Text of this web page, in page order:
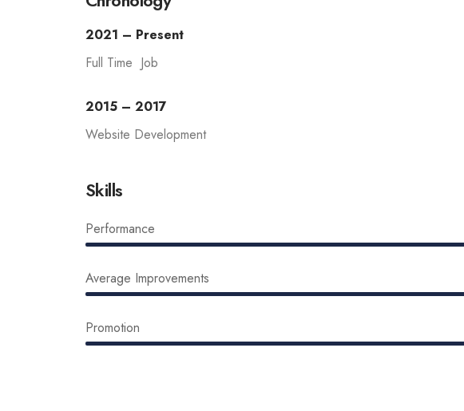
2021 – Present
Full Time Job
2015 – 2017
Website Development
Skills
Performance
Average Improvements
Promotion